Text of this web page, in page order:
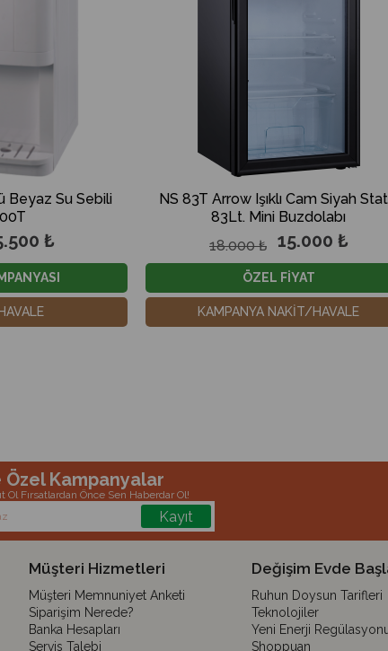
Beyaz Su Sebili
₺
NS 83T Arrow Işıklı Cam Siyah
83Lt. Mini Buzdolabı
15.000 ₺
18.000 ₺
ÖZEL FİYAT
KAMPANYA NAKİT/HAVALE
Özel Kampanyalar
Ol Fırsatlardan Önce Sen Haberdar Ol!
Kayıt
Müşteri Hizmetleri
Müşteri Memnuniyet Anketi
Siparişim Nerede?
Banka Hesapları
Servis Talebi
Değişim Evde
Ruhun Doysun Tarifleri
Teknolojiler
Yeni Enerji
Shoppuan